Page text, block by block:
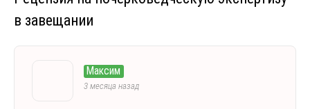
в завещании
Максим
3 месяца назад